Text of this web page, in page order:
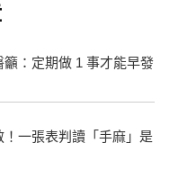
：定期做 1 事才能早發
一張表判讀「手麻」是